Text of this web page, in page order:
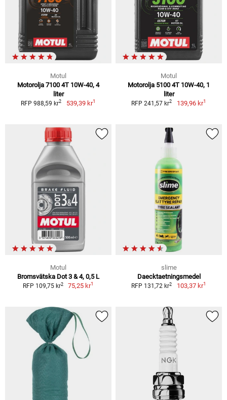
Motul
Motorolja 7100 4T 10W-40, 4
liter
RFP 988,59 kr2 539,39 kr1
Motul
Motorolja 5100 4T 10W-40, 1
liter
RFP 241,57 kr2 139,96 kr1
Motul
Bromsvätska Dot 3 & 4, 0,5 L
RFP 109,75 kr2 75,25 kr1
slime
Daecktaetningsmedel
RFP 131,72 kr2 103,37 kr1